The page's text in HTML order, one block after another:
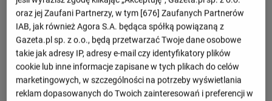
oraz jej Zaufani Partnerzy, w tym [676] Zaufanych Partnerów
IAB, jak również Agora S.A. będąca spółką powiązaną z
Gazeta.pl sp. z o.o., będą przetwarzać Twoje dane osobowe
takie jak adresy IP, adresy e-mail czy identyfikatory plików
cookie lub inne informacje zapisane w tych plikach do celów
marketingowych, w szczególności na potrzeby wyświetlania
reklam dopasowanych do Twoich zainteresowań i preferencji w